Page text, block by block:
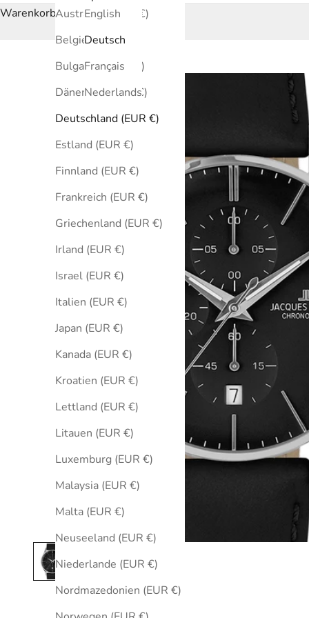
Australien (EUR €)
Belgien (EUR €)
Bulgarien (EUR €)
Dänemark (EUR €)
Deutschland (EUR €)
Estland (EUR €)
Finnland (EUR €)
Frankreich (EUR €)
Griechenland (EUR €)
Irland (EUR €)
Israel (EUR €)
Italien (EUR €)
Japan (EUR €)
Kanada (EUR €)
Kroatien (EUR €)
Lettland (EUR €)
Litauen (EUR €)
Luxemburg (EUR €)
Malaysia (EUR €)
Malta (EUR €)
Neuseeland (EUR €)
Niederlande (EUR €)
Nordmazedonien (EUR €)
English
Deutsch
Français
Nederlands
Warenkorb